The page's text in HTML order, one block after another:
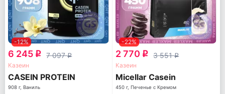
-12%
6 245 q 7 097q
Казеин
CASEIN PROTEIN
908 г, Ваниль
-22%
2 770 q 3 551q
Казеин
Micellar Casein
450 г, Печенье с Кремом